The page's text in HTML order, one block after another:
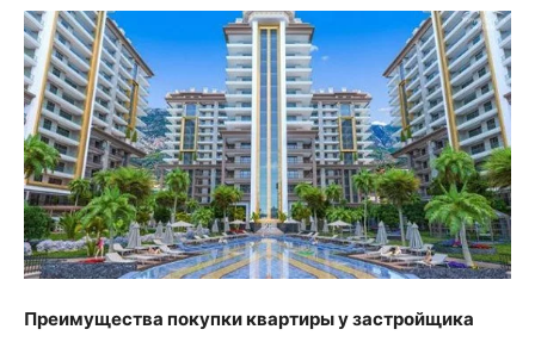
Преимущества покупки квартиры у застройщика